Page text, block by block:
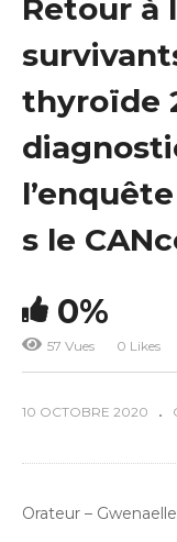
Retour à
thyroïde
s le
0%
57 Vues 0 Likes
10 OCTOBRE 2020
Orateur –